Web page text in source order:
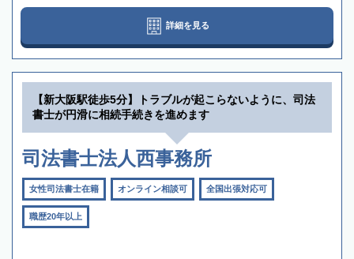
詳細を見る
【新大阪駅徒歩5分】トラブルが起こらないように、司法
書士が円滑に相続手続きを進めます
司法書士法人西事務所
女性司法書士在籍 オンライン相談可 全国出張対応可
職歴20年以上